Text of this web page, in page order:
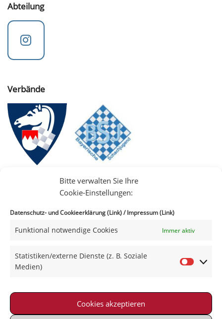
Bitte verwalten Sie Ihre
Cookie-Einstellungen:
Datenschutz- und Cookieerklärung (Link)/Impressum (Link)
Funktional notwendige Cookies Immer aktiv
Statistiken/externe Dienste (z. B. Soziale
Medien)
Cookies akzeptieren
Abteilung
Verbände
|Datenschutz|Kontakt